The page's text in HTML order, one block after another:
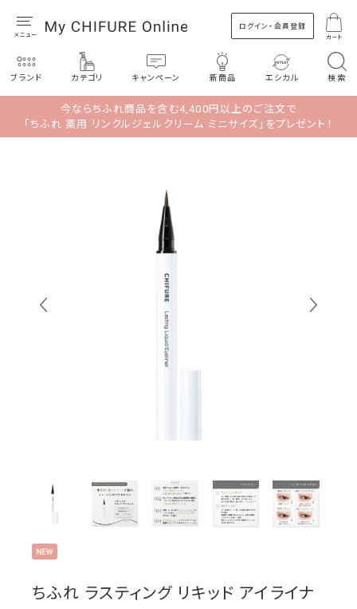
ログイン・会員登録
カート
ブランド カテゴリ キャンペーン 新商品 エシカル 検索
今ならちふれ商品を含む4,400円以上のご注文で
「ちふれ 薬用 リンクルジェルクリーム ミニサイズ」をプレゼント！
ちふれ ラスティング リキッド アイライナ